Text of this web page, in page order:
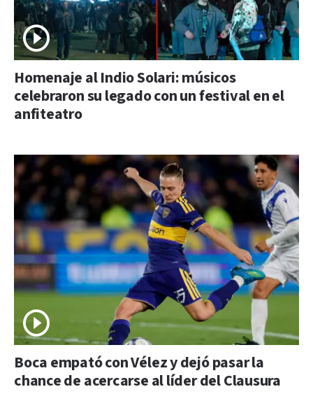
Homenaje al Indio Solari: músicos
celebraron su legado con un festival en el
anfiteatro
Boca empató con Vélez y dejó pasar la
chance de acercarse al líder del Clausura